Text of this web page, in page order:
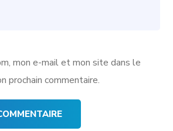
mon e-mail et mon site dans le
prochain commentaire.